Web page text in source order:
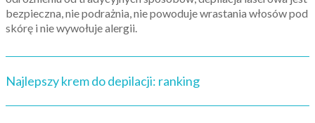
bezpieczna, nie podrażnia, nie powoduje wrastania włosów pod
skórę i nie wywołuje alergii.
Najlepszy krem do depilacji: ranking